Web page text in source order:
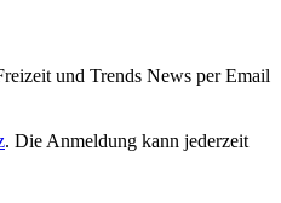
und Trends News per Email
. Die Anmeldung kann jederzeit